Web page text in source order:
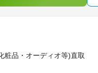
粧品・オーディオ等)直取